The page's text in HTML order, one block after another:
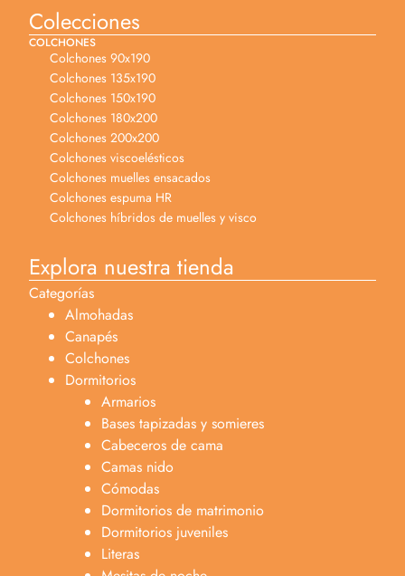
Colecciones
COLCHONES
Colchones 90x190
Colchones 135x190
Colchones 150x190
Colchones 180x200
Colchones 200x200
Colchones viscoelésticos
Colchones muelles ensacados
Colchones espuma HR
Colchones híbridos de muelles y visco
Explora nuestra tienda
Categorías
Almohadas
Canapés
Colchones
Dormitorios
Armarios
Bases tapizadas y somieres
Cabeceros de cama
Camas nido
Cómodas
Dormitorios de matrimonio
Dormitorios juveniles
Literas